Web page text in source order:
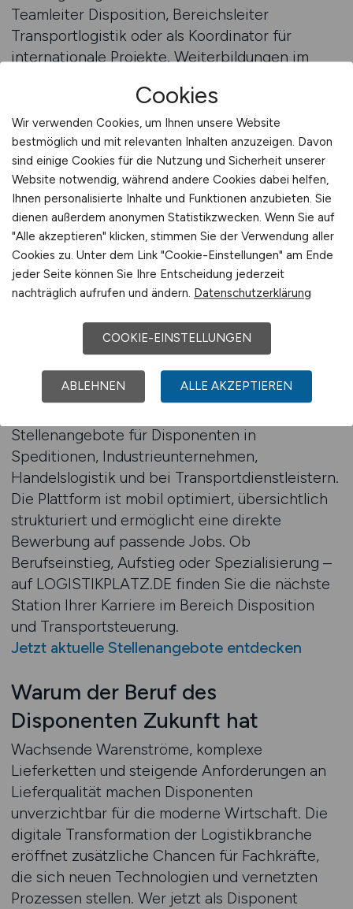
Teamleiter Disposition, Bereichsleiter
Transportlogistik oder als Koordinator für
internationale Projekte. Weiterbildungen im
oder Prozessoptimierung eröffnen zusätzliche
Karrierepfade. Unternehmen suchen verstärkt
nach Disponenten, die neben klassischer
Tourenplanung auch Kompetenzen in
Digitalisierung, Nachhaltigkeit und Supply Chain
Management einbringen. Wer heute als
Disponent startet, kann sich schnell zu einem
unverzichtbaren Bestandteil moderner
Logistiknetzwerke entwickeln.
LOGISTIKPLATZ.DE finden
LOGISTIKPLATZ.DE ist Ihre spezialisierte
Jobbörse für alle Berufe rund um die Logistik. In
Stellenangebote für Disponenten in
Speditionen, Industrieunternehmen,
Handelslogistik und bei Transportdienstleistern.
Die Plattform ist mobil optimiert, übersichtlich
strukturiert und ermöglicht eine direkte
Bewerbung auf passende Jobs. Ob
Berufseinstieg, Aufstieg oder Spezialisierung –
auf LOGISTIKPLATZ.DE finden Sie die nächste
Station Ihrer Karriere im Bereich Disposition
und Transportsteuerung.
Jetzt aktuelle Stellenangebote entdecken
Warum der Beruf des
Disponenten Zukunft hat
Wachsende Warenströme, komplexe
Lieferketten und steigende Anforderungen an
Lieferqualität machen Disponenten
unverzichtbar für die moderne Wirtschaft. Die
digitale Transformation der Logistikbranche
eröffnet zusätzliche Chancen für Fachkräfte,
die sich neuen Technologien und vernetzten
Prozessen stellen. Wer jetzt als Disponent
Cookies
Wir verwenden Cookies, um Ihnen unsere Website
bestmöglich und mit relevanten Inhalten anzuzeigen. Davon
sind einige Cookies für die Nutzung und Sicherheit unserer
Website notwendig, während andere Cookies dabei helfen,
Ihnen personalisierte Inhalte und Funktionen anzubieten. Sie
dienen außerdem anonymen Statistikzwecken. Wenn Sie auf
"Alle akzeptieren" klicken, stimmen Sie der Verwendung aller
Cookies zu. Unter dem Link "Cookie-Einstellungen" am Ende
jeder Seite können Sie Ihre Entscheidung jederzeit
nachträglich aufrufen und ändern. Datenschutzerklärung
COOKIE-EINSTELLUNGEN
ABLEHNEN ALLE AKZEPTIEREN